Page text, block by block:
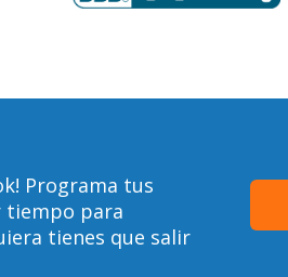
Programa tus
tiempo para
tienes que salir